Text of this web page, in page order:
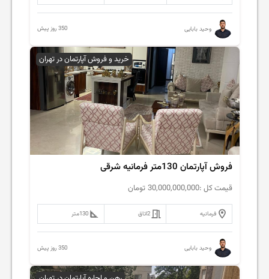
وحید بابایی 350 روز پیش
خرید و فروش آپارتمان در تهران
فروش آپارتمان 130متر فرمانیه شرقی
قیمت کل :30,000,000,000 تومان
فرمانیه 2اتاق 130متر
وحید بابایی 350 روز پیش